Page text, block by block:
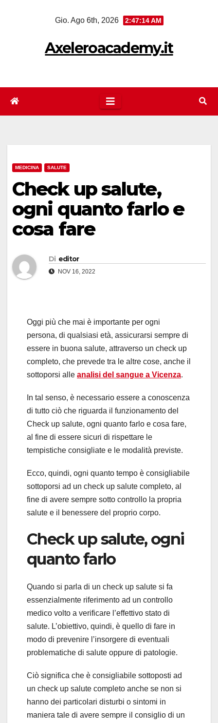
Gio. Ago 6th, 2026 2:47:14 AM
Axeleroacademy.it
MEDICINA SALUTE
Check up salute,
ogni quanto farlo e
cosa fare
Di editor
NOV 16, 2022
Oggi più che mai è importante per ogni
persona, di qualsiasi età, assicurarsi sempre di
essere in buona salute, attraverso un check up
completo, che prevede tra le altre cose, anche il
sottoporsi alle analisi del sangue a Vicenza.
In tal senso, è necessario essere a conoscenza
di tutto ciò che riguarda il funzionamento del
Check up salute, ogni quanto farlo e cosa fare,
al fine di essere sicuri di rispettare le
tempistiche consigliate e le modalità previste.
Ecco, quindi, ogni quanto tempo è consigliabile
sottoporsi ad un check up salute completo, al
fine di avere sempre sotto controllo la propria
salute e il benessere del proprio corpo.
Check up salute, ogni
quanto farlo
Quando si parla di un check up salute si fa
essenzialmente riferimento ad un controllo
medico volto a verificare l’effettivo stato di
salute. L’obiettivo, quindi, è quello di fare in
modo di prevenire l’insorgere di eventuali
problematiche di salute oppure di patologie.
Ciò significa che è consigliabile sottoposti ad
un check up salute completo anche se non si
hanno dei particolari disturbi o sintomi in
maniera tale di avere sempre il consiglio di un